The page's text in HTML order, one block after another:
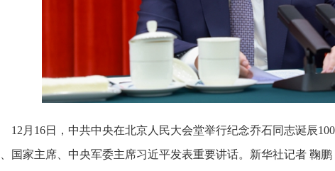
12月16日，中共中央在北京人民大会堂举行纪念乔石同志诞辰
国家主席、中央军委主席习近平发表重要讲话。新华社记者 鞠鹏